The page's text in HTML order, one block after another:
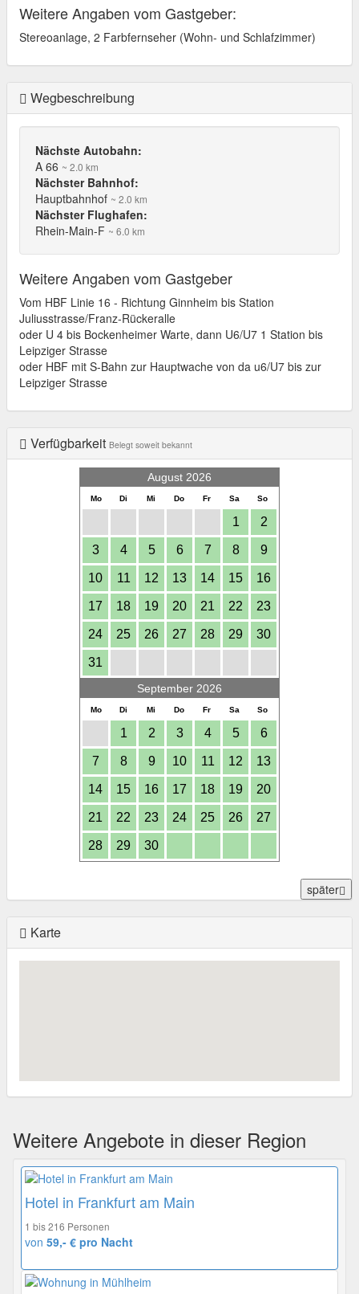
Weitere Angaben vom Gastgeber:
Stereoanlage, 2 Farbfernseher (Wohn- und Schlafzimmer)
Wegbeschreibung
Nächste Autobahn:
A 66 ~ 2.0 km
Nächster Bahnhof:
Hauptbahnhof ~ 2.0 km
Nächster Flughafen:
Rhein-Main-F ~ 6.0 km
Weitere Angaben vom Gastgeber
Vom HBF Linie 16 - Richtung Ginnheim bis Station
Juliusstrasse/Franz-Rückeralle
oder U 4 bis Bockenheimer Warte, dann U6/U7 1 Station bis
Leipziger Strasse
oder HBF mit S-Bahn zur Hauptwache von da u6/U7 bis zur
Leipziger Strasse
Verfügbarkeit Belegt soweit bekannt
August 2026
Mo Di Mi Do Fr Sa So
1 2
3 4 5 6 7 8 9
10 11 12 13 14 15 16
17 18 19 20 21 22 23
24 25 26 27 28 29 30
31
September 2026
Mo Di Mi Do Fr Sa So
1 2 3 4 5 6
7 8 9 10 11 12 13
14 15 16 17 18 19 20
21 22 23 24 25 26 27
28 29 30
später
Karte
Weitere Angebote in dieser Region
Hotel in Frankfurt am Main
1 bis 216 Personen
von 59,- € pro Nacht